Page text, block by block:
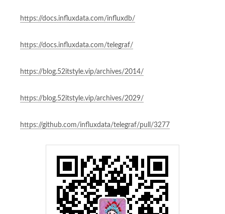
https://docs.influxdata.com/influxdb/
https://docs.influxdata.com/telegraf/
https://blog.52itstyle.vip/archives/2014/
https://blog.52itstyle.vip/archives/2029/
https://github.com/influxdata/telegraf/pull/3277